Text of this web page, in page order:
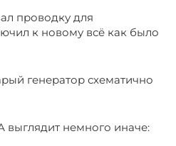
проводку для
к новому всё как было
генератор схематично
выглядит немного иначе: